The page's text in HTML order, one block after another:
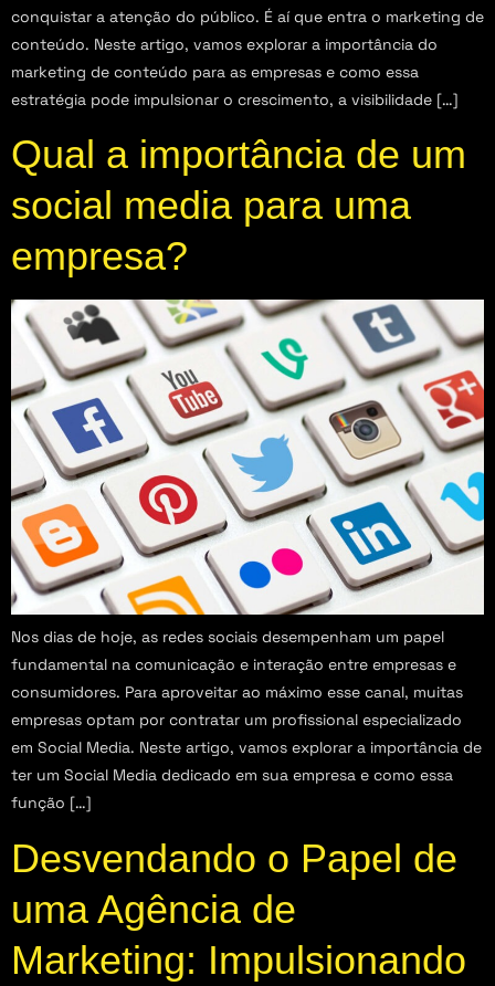
conquistar a atenção do público. É aí que entra o marketing de
conteúdo. Neste artigo, vamos explorar a importância do
marketing de conteúdo para as empresas e como essa
estratégia pode impulsionar o crescimento, a visibilidade […]
Qual a importância de um
social media para uma
empresa?
Nos dias de hoje, as redes sociais desempenham um papel
fundamental na comunicação e interação entre empresas e
consumidores. Para aproveitar ao máximo esse canal, muitas
empresas optam por contratar um profissional especializado
em Social Media. Neste artigo, vamos explorar a importância de
ter um Social Media dedicado em sua empresa e como essa
função […]
Desvendando o Papel de
uma Agência de
Marketing: Impulsionando